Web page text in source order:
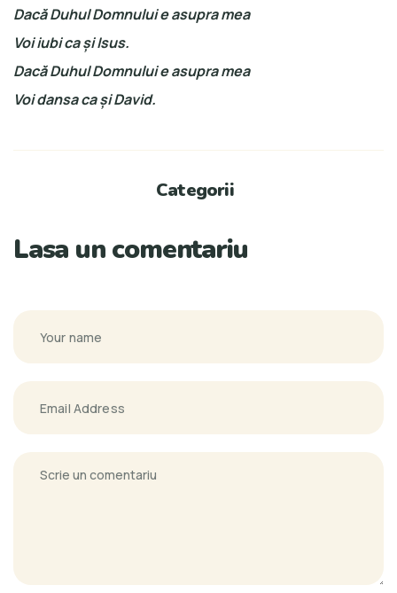
Dacă Duhul Domnului e asupra mea
Voi iubi ca şi Isus.
Dacă Duhul Domnului e asupra mea
Voi dansa ca şi David.
Categorii
Lasa un comentariu